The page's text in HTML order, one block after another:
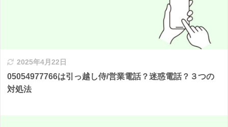
2025年4月22日
05054977766は引っ越し侍/営業電話？迷惑電話？３つの
対処法